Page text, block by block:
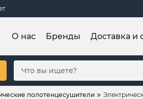
О нас Бренды Доставка и
полотенцесушители